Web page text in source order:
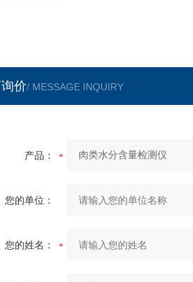
价/ MESSAGE INQUIRY
产品：
您的单位：
您的姓名：